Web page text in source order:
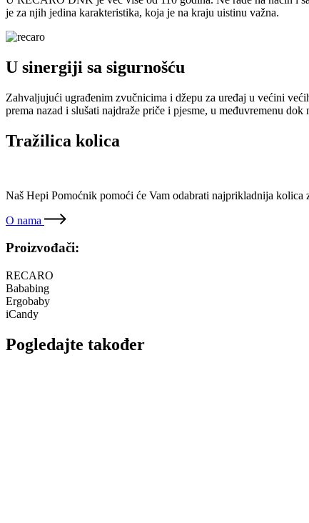
je za njih jedina karakteristika, koja je na kraju uistinu važna.
U sinergiji sa sigurnošću
Zahvaljujući ugrađenim zvučnicima i džepu za uređaj u većini
prema nazad i slušati najdraže priče i pjesme, u međuvremenu
Tražilica kolica
Naš Hepi Pomoćnik pomoći će Vam odabrati najprikladnija kolica
O nama
Proizvođači:
RECARO
Bababing
Ergobaby
iCandy
Pogledajte također